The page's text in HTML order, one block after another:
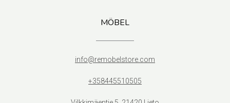
MÖBEL
info@remobelstore.com
+358445510505